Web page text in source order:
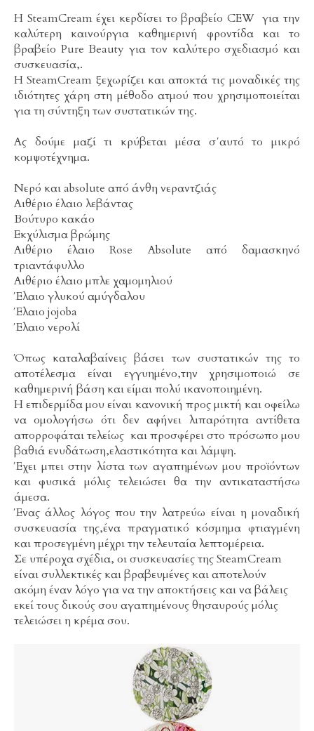
Η SteamCream έχει κερδίσει το βραβείο CEW για την
καλύτερη καινούργια καθημερινή φροντίδα και το
βραβείο Pure Beauty για τον καλύτερο σχεδιασμό και
συσκευασία,.
Η SteamCream ξεχωρίζει και αποκτά τις μοναδικές της
ιδιότητες χάρη στη μέθοδο ατμού που χρησιμοποιείται
για τη σύντηξη των συστατικών της.
Ας δούμε μαζί τι κρύβεται μέσα σ΄αυτό το μικρό
κομψοτέχνημα.
Νερό και absolute από άνθη νεραντζιάς
Αιθέριο έλαιο λεβάντας
Βούτυρο κακάο
Εκχύλισμα βρώμης
Αιθέριο έλαιο Rose Absolute από δαμασκηνό
τριαντάφυλλο
Αιθέριο έλαιο μπλε χαμομηλιού
Έλαιο γλυκού αμύγδαλου
Έλαιο jojoba
Έλαιο νερολί
Όπως καταλαβαίνεις βάσει των συστατικών της το
αποτέλεσμα είναι εγγυημένο,την χρησιμοποιώ σε
καθημερινή βάση και είμαι πολύ ικανοποιημένη.
Η επιδερμίδα μου είναι κανονική προς μικτή και οφείλω
να ομολογήσω ότι δεν αφήνει λιπαρότητα αντίθετα
απορροφάται τελείως και προσφέρει στο πρόσωπο μου
βαθιά ενυδάτωση,ελαστικότητα και λάμψη.
Έχει μπει στην λίστα των αγαπημένων μου προϊόντων
και φυσικά μόλις τελειώσει θα την αντικαταστήσω
άμεσα.
Ένας άλλος λόγος που την λατρεύω είναι η μοναδική
συσκευασία της,ένα πραγματικό κόσμημα φτιαγμένη
και προσεγμένη μέχρι την τελευταία λεπτομέρεια.
Σε υπέροχα σχέδια, οι συσκευασίες της SteamCream
είναι συλλεκτικές και βραβευμένες και αποτελούν
ακόμη έναν λόγο για να την αποκτήσεις και να βάλεις
εκεί τους δικούς σου αγαπημένους θησαυρούς μόλις
τελειώσει η κρέμα σου.